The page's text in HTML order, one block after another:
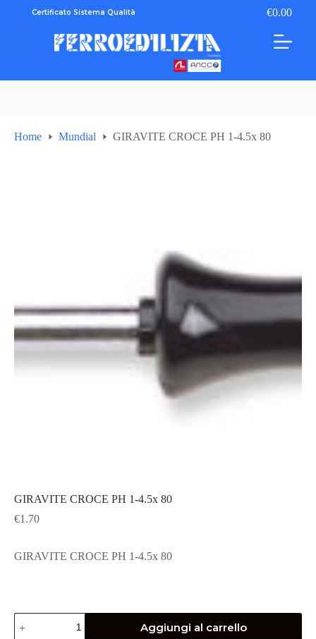
Certificato Sistema Qualità Carrello
€0.00
Home Mundial GIRAVITE CROCE PH 1-4.5x 80
GIRAVITE CROCE PH 1-4.5x 80
€1.70
GIRAVITE CROCE PH 1-4.5x 80
GIRAVITE
CROCE
Aggiungi al carrello